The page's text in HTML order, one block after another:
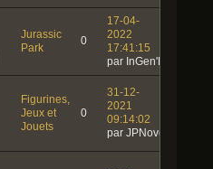
Jurassic
Park
0
17-04-
2022
17:41:15
par InGen'Hunter
Figurines,
Jeux et
Jouets
0
31-12-
2021
09:14:02
par JPNovel